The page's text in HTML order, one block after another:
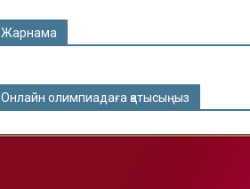
Жарнама
Онлайн олимпиадаға қатысыңыз